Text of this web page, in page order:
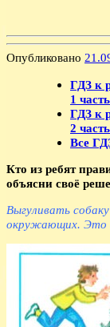
Опубликовано
ГДЗ к
1 часть
ГДЗ к
2 часть
Все
Кто из ребят
объясни своё
Выгуливать
окружающих. Это